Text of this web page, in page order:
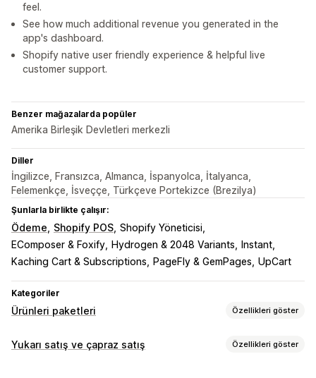
feel.
See how much additional revenue you generated in the
app's dashboard.
Shopify native user friendly experience & helpful live
customer support.
Benzer mağazalarda popüler
Amerika Birleşik Devletleri merkezli
Diller
İngilizce, Fransızca, Almanca, İspanyolca, İtalyanca,
Felemenkçe, İsveççe, Türkçeve Portekizce (Brezilya)
Şunlarla birlikte çalışır:
Ödeme Shopify POS Shopify Yöneticisi
EComposer & Foxify
Hydrogen & 2048 Variants
Instant
Kaching Cart & Subscriptions
PageFly & GemPages UpCart
Kategoriler
Ürünleri paketleri Özellikleri göster
Paket türleri
Yukarı satış ve çapraz satış Özellikleri göster